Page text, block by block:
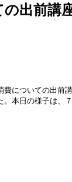
出前講
費についての出
本日の様子は、